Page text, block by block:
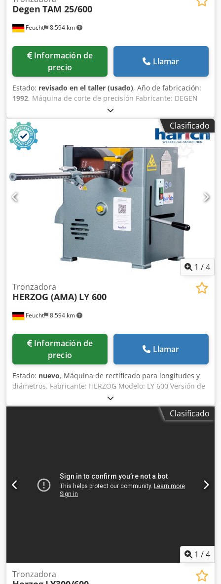
Feucht 8.594 km
Degen TAM 25/600
Información de
precio
Llamar
Estado: revisado en el taller (usado), Año de fabricación:
1992, Máquina de corte de precisión Fabricante: DEGEN
Modelo: TAM 25/600 Año de fabricación: 1992 -
parcialmente reacondicionada, recién pintada,
Dsdpshfwfajfx Antsck RAL 7035 gris claro / RAL 7012 gris
basalto / N.º de máquina: 1017 Con garantía Verificación
geométrica con informe de pruebas Accesorios: - Sistema
de refrigeración - Manual de instrucciones - Usada, en el
estado en que se encuentra -
Clasificado
1 /4
Feucht 8.594 km
Tronzadora
HERZOG (AMA) LY 600
Información de
precio
Llamar
Estado: nuevo, Máquina de rectificado para longitudes y
diámetros. Fabricante: HERZOG Modelo: LY 600 Versión de
400 V Tolerancia de longitud: ± 0,01 mm Tolerancia
angular: ± 0,01 mm Rango de diámetro: 1 – 25 mm
Dcjdpfxod Idb Ij Antok Dimensiones: 430 x 360 x 500 mm
Clasificado
1 /4
Tronzadora